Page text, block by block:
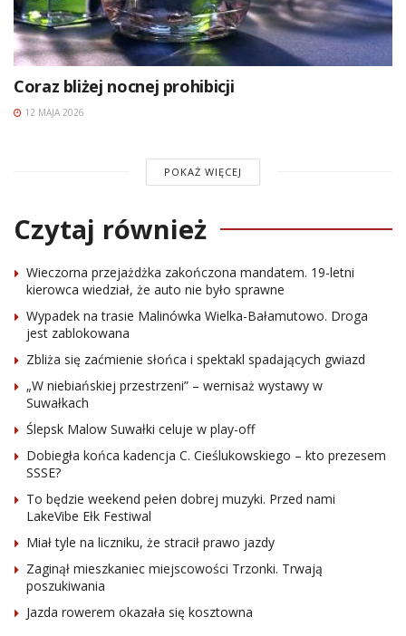
Coraz bliżej nocnej prohibicji
12 MAJA 2026
POKAŻ WIĘCEJ
Czytaj również
Wieczorna przejażdżka zakończona mandatem. 19-letni
kierowca wiedział, że auto nie było sprawne
Wypadek na trasie Malinówka Wielka-Bałamutowo. Droga
jest zablokowana
Zbliża się zaćmienie słońca i spektakl spadających gwiazd
„W niebiańskiej przestrzeni” – wernisaż wystawy w
Suwałkach
Ślepsk Malow Suwałki celuje w play-off
Dobiegła końca kadencja C. Cieślukowskiego – kto prezesem
SSSE?
To będzie weekend pełen dobrej muzyki. Przed nami
LakeVibe Ełk Festiwal
Miał tyle na liczniku, że stracił prawo jazdy
Zaginął mieszkaniec miejscowości Trzonki. Trwają
poszukiwania
Jazda rowerem okazała się kosztowna